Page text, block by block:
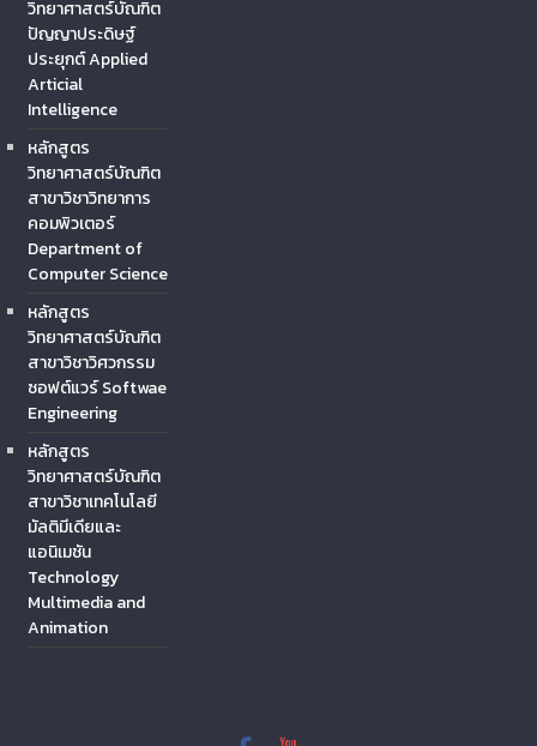
วิทยาศาสตร์บัณฑิต
ปัญญาประดิษฐ์
ประยุกต์ Applied
Articial
Intelligence
หลักสูตร
วิทยาศาสตร์บัณฑิต
สาขาวิชาวิทยาการ
คอมพิวเตอร์
Department of
Computer Science
หลักสูตร
วิทยาศาสตร์บัณฑิต
สาขาวิชาวิศวกรรม
ซอฟต์แวร์ Softwae
Engineering
หลักสูตร
วิทยาศาสตร์บัณฑิต
สาขาวิชาเทคโนโลยี
มัลติมีเดียและ
แอนิเมชัน
Technology
Multimedia and
Animation